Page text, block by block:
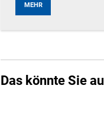
MEHR
Das könnte Sie